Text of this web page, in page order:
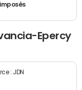
Epercy
: JDN